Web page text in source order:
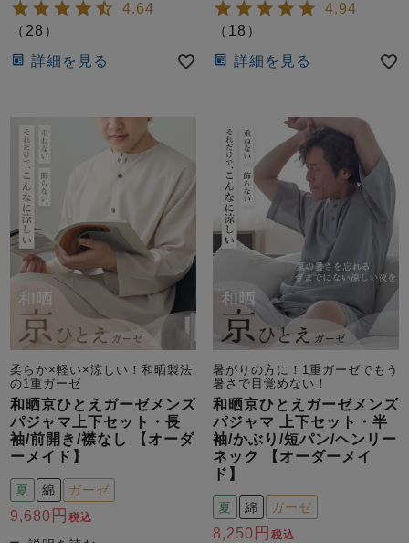
4.64
（ 28 ）
詳細を見る
4.94
（ 18 ）
詳細を見る
柔らか×軽い×涼しい！和晒製法
の1重ガーゼ
和晒京ひとえガーゼメンズ
パジャマ上下セット・長
袖/前開き/襟なし 【オーダ
ーメイド】
夏 綿 ガーゼ
9,680 税込
暑がりの方に！1重ガーゼでもう
暑さで目覚めない！
和晒京ひとえガーゼメンズ
パジャマ 上下セット・半
袖/かぶり/短パン/ヘンリー
ネック 【オーダーメイ
ド】
夏 綿 ガーゼ
8,250 税込